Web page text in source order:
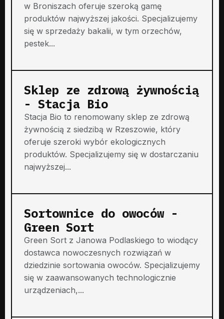
w Broniszach oferuje szeroką gamę
produktów najwyższej jakości. Specjalizujemy
się w sprzedaży bakalii, w tym orzechów,
pestek...
Sklep ze zdrową żywnością
- Stacja Bio
Stacja Bio to renomowany sklep ze zdrową
żywnością z siedzibą w Rzeszowie, który
oferuje szeroki wybór ekologicznych
produktów. Specjalizujemy się w dostarczaniu
najwyższej...
Sortownice do owoców -
Green Sort
Green Sort z Janowa Podlaskiego to wiodący
dostawca nowoczesnych rozwiązań w
dziedzinie sortowania owoców. Specjalizujemy
się w zaawansowanych technologicznie
urządzeniach,...